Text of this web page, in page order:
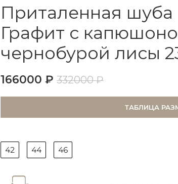
Приталенная шуба
Графит с
чернобурой лисы
166000 ₽ 332000₽
ТАБЛИЦА
42
44 46